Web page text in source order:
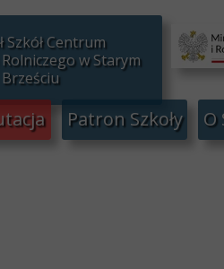
O
Patron Szkoły
Szkół Centrum
Rolniczego w Starym
Brześciu